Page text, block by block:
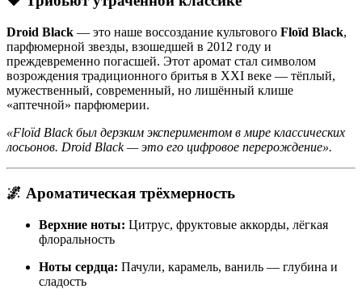
Droid Black — это наше воссоздание культового Floïd Black,
парфюмерной звезды, взошедшей в 2012 году и
преждевременно погасшей. Этот аромат стал символом
возрождения традиционного бритья в XXI веке — тёплый,
мужественный, современный, но лишённый клише
«аптечной» парфюмерии.
«Floïd Black был дерзким экспериментом в мире классических
лосьонов. Droid Black — это его цифровое перерождение».
🌌 Ароматическая трёхмерность
Верхние ноты: Цитрус, фруктовые аккорды, лёгкая
флоральность
Ноты сердца: Пачули, карамель, ваниль — глубина и
сладость